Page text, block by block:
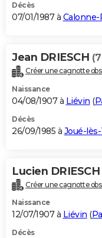
Décès
07/01/1987 à Calonne-
Jean DRIESCH
Créer une cagnotte
Naissance
04/08/1907 à Liévin (
Décès
26/09/1985 à Joué-
Lucien DRIESCH
Créer une cagnotte
Naissance
12/07/1907 à Liévin (
Décès